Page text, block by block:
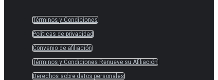
Términos y Condiciones
Políticas de privacidad
Convenio de afiliación
Términos y Condiciones Renueve su Afiliación
Derechos sobre datos personales